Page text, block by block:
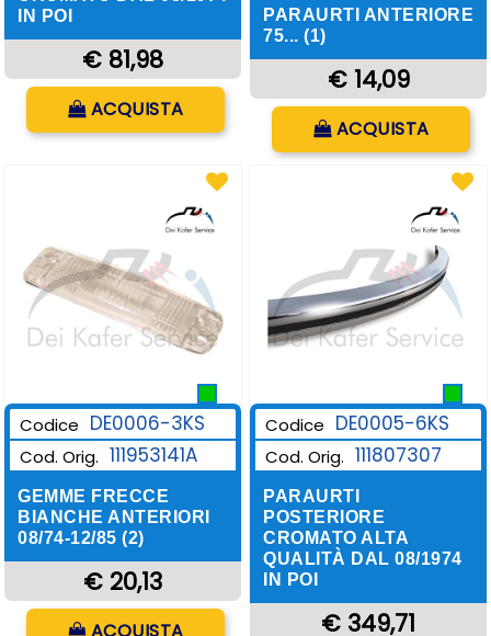
IN POI
€ 81,98
ACQUISTA
PARAURTI ANTERIORE
75... (1)
€ 14,09
Quantità
ACQUISTA
Codice DE0006-3KS
Cod. Orig. 111953141A
GEMME FRECCE
BIANCHE ANTERIORI
08/74-12/85 (2)
€ 20,13
ACQUISTA
Codice DE0005-6KS
Cod. Orig. 111807307
PARAURTI
POSTERIORE
CROMATO ALTA
QUALITÀ DAL 08/1974
IN POI
€ 349,71